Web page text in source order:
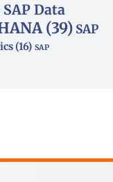
SAP Data
(39) SAP
(16) SAP